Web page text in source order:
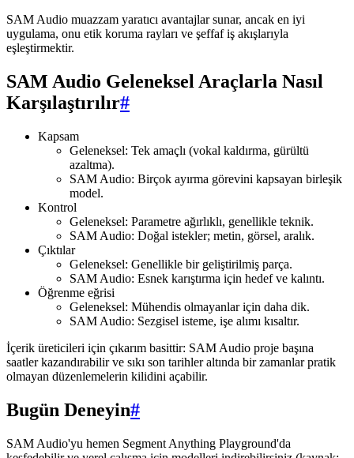
SAM Audio muazzam yaratıcı avantajlar sunar, ancak en iyi
uygulama, onu etik koruma rayları ve şeffaf iş akışlarıyla
eşleştirmektir.
SAM Audio Geleneksel Araçlarla Nasıl
Karşılaştırılır#
Kapsam
Geleneksel: Tek amaçlı (vokal kaldırma, gürültü
azaltma).
SAM Audio: Birçok ayırma görevini kapsayan birleşik
model.
Kontrol
Geleneksel: Parametre ağırlıklı, genellikle teknik.
SAM Audio: Doğal istekler; metin, görsel, aralık.
Çıktılar
Geleneksel: Genellikle bir geliştirilmiş parça.
SAM Audio: Esnek karıştırma için hedef ve kalıntı.
Öğrenme eğrisi
Geleneksel: Mühendis olmayanlar için daha dik.
SAM Audio: Sezgisel isteme, işe alımı kısaltır.
İçerik üreticileri için çıkarım basittir: SAM Audio proje başına
saatler kazandırabilir ve sıkı son tarihler altında bir zamanlar pratik
olmayan düzenlemelerin kilidini açabilir.
Bugün Deneyin#
SAM Audio'yu hemen Segment Anything Playground'da